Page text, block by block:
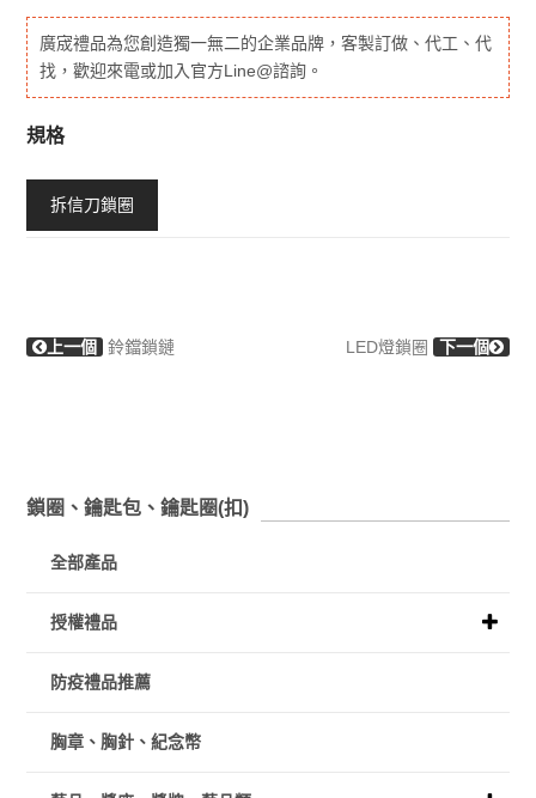
廣宬禮品為您創造獨一無二的企業品牌，客製訂做、代工、代
找，歡迎來電或加入官方Line@諮詢。
規格
拆信刀鎖圈
上一個 鈴鐺鎖鏈 LED燈鎖圈 下一個
鎖圈、鑰匙包、鑰匙圈(扣)
全部產品
授權禮品
防疫禮品推薦
胸章、胸針、紀念幣